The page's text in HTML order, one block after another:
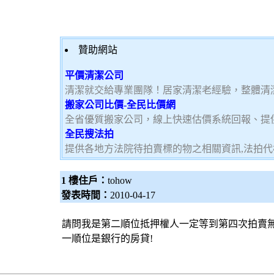
贊助網站
平價清潔公司
清潔就交給專業團隊！居家清潔老經驗，整體清
搬家公司比價-全民比價網
全省優質搬家公司，線上快速估價系統回報、
全民搜法拍
提供各地方法院待拍賣標的物之相關資訊,法拍
1 樓住戶： tohow
發表時間： 2010-04-17
請問我是第二順位抵押權人一定等到第四次拍賣
一順位是銀行的房貸!